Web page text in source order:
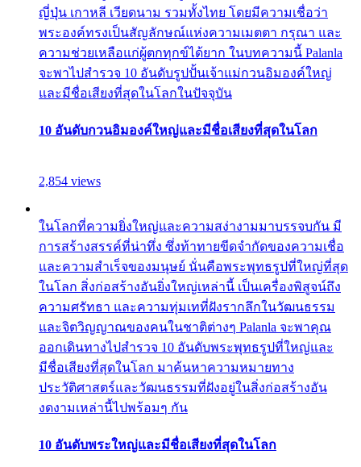
ญี่ปุ่น เกาหลี เวียดนาม รวมทั้งไทย โดยมีความเชื่อว่า
พระองค์ทรงเป็นสัญลักษณ์แห่งความเมตตา กรุณา และ
ความช่วยเหลือแก่ผู้ตกทุกข์ได้ยาก ในบทความนี้ Palanla
จะพาไปสำรวจ 10 อันดับรูปปั้นเจ้าแม่กวนอิมองค์ใหญ่
และมีชื่อเสียงที่สุดในโลกในปัจจุบัน
10 อันดับกวนอิมองค์ใหญ่และมีชื่อเสียงที่สุดในโลก
2,854 views
ในโลกที่ความยิ่งใหญ่และความสง่างามมาบรรจบกัน มี
การสร้างสรรค์ที่น่าทึ่ง ซึ่งท้าทายขีดจำกัดของความเชื่อ
และความสำเร็จของมนุษย์ นั่นคือพระพุทธรูปที่ใหญ่ที่สุด
ในโลก สิ่งก่อสร้างอันยิ่งใหญ่เหล่านี้ เป็นเครื่องพิสูจน์ถึง
ความศรัทธา และความทุ่มเทที่ฝังรากลึกในวัฒนธรรม
และจิตวิญญาณของคนในชาติต่างๆ Palanla จะพาคุณ
ออกเดินทางไปสำรวจ 10 อันดับพระพุทธรูปที่ใหญ่และ
มีชื่อเสียงที่สุดในโลก มาค้นหาความหมายทาง
ประวัติศาสตร์และวัฒนธรรมที่ฝังอยู่ในสิ่งก่อสร้างอัน
งดงามเหล่านี้ไปพร้อมๆ กัน
10 อันดับพระใหญ่และมีชื่อเสียงที่สุดในโลก